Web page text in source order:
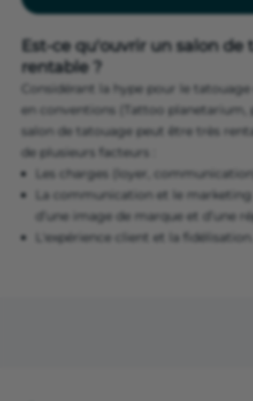
Est-ce qu'ouvrir un salon de
rentable ?
Considérant la hype pour le
en conventions (Tattoo planetarium,
salon de tatouage peut être très
de plusieurs facteurs :
Les charges (loyer, communication)
La communication et le
d’une image de marque et d’une
L'expérience client et la fidélisation.